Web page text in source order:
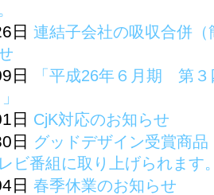
日 連結子会社の吸収合併
日
「平成26年６月期 第
日 CjK対応のお知らせ
日 グッドデザイン受賞商
ビ番組に取り上げられます
日 春季休業のお知らせ